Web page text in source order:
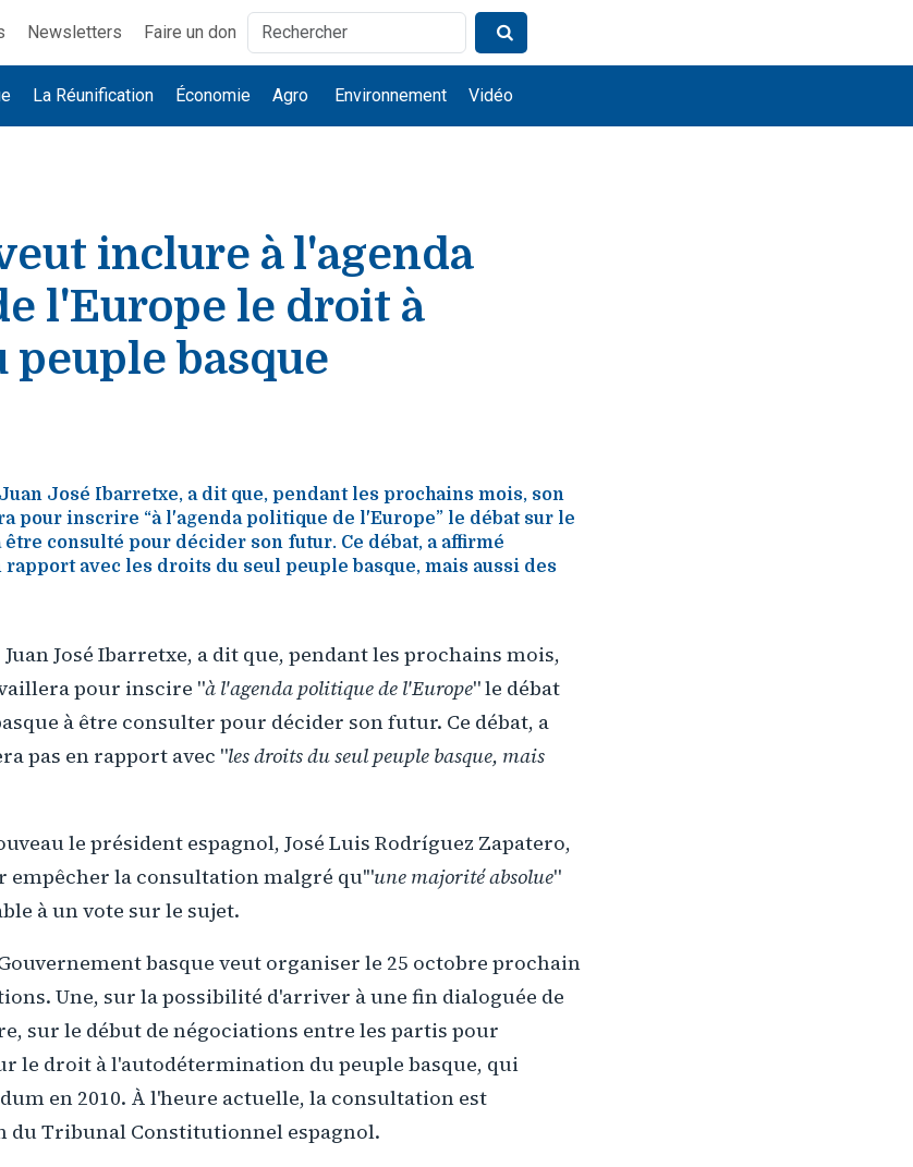
Newsletters Faire un don
La Réunification Économie Agro Environnement Vidéo
inclure à l'agenda
l'Europe le droit à
peuple basque
José Ibarretxe, a dit que, pendant les prochains mois, son
pour inscrire “à l'agenda politique de l'Europe” le débat sur le
consulté pour décider son futur. Ce débat, a affirmé
rapport avec les droits du seul peuple basque, mais aussi des
José Ibarretxe, a dit que, pendant les prochains mois,
pour inscire "à l'agenda politique de l'Europe" le débat
à être consulter pour décider son futur. Ce débat, a
pas en rapport avec "les droits du seul peuple basque, mais
le président espagnol, José Luis Rodríguez Zapatero,
empêcher la consultation malgré qu'"une majorité absolue"
à un vote sur le sujet.
basque veut organiser le 25 octobre prochain
Une, sur la possibilité d'arriver à une fin dialoguée de
sur le début de négociations entre les partis pour
le droit à l'autodétermination du peuple basque, qui
en 2010. À l'heure actuelle, la consultation est
du Tribunal Constitutionnel espagnol.